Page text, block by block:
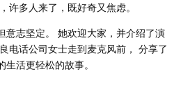
许多人来了，既好奇又焦虑。
意志坚定。 她欢迎大家，并介绍了演
电话公司女士走到麦克风前， 分享了
活更轻松的故事。